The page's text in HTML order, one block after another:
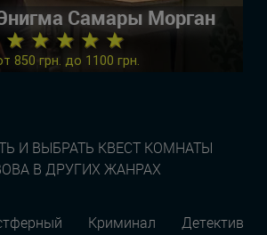
Самары Морган
★ ★ ★ ★ ★
850 грн. до 1100 грн.
И ВЫБРАТЬ КВЕСТ КОМНАТЫ
В ДРУГИХ ЖАНРАХ
Криминал Детектив